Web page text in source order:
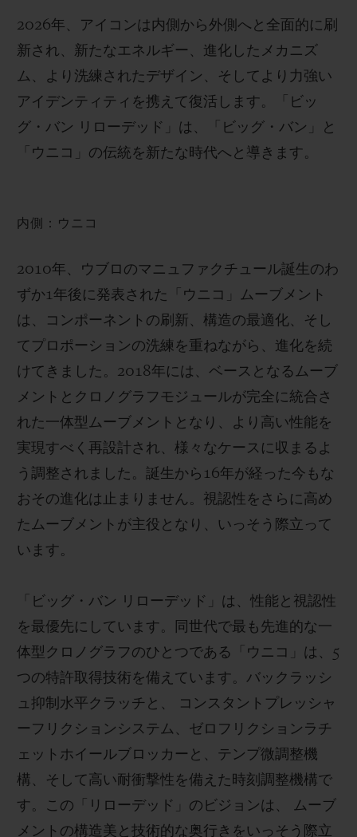
2026年、アイコンは内側から外側へと全面的に刷
新され、新たなエネルギー、進化したメカニズ
ム、より洗練されたデザイン、そしてより力強い
アイデンティティを携えて復活します。「ビッ
グ・バン リローデッド」は、「ビッグ・バン」と
「ウニコ」の伝統を新たな時代へと導きます。
内側：ウニコ
2010年、ウブロのマニュファクチュール誕生のわ
ずか1年後に発表された「ウニコ」ムーブメント
は、コンポーネントの刷新、構造の最適化、そし
てプロポーションの洗練を重ねながら、進化を続
けてきました。2018年には、ベースとなるムーブ
メントとクロノグラフモジュールが完全に統合さ
れた一体型ムーブメントとなり、より高い性能を
実現すべく再設計され、様々なケースに収まるよ
う調整されました。誕生から16年が経った今もな
おその進化は止まりません。視認性をさらに高め
たムーブメントが主役となり、いっそう際立って
います。
「ビッグ・バン リローデッド」は、性能と視認性
を最優先にしています。同世代で最も先進的な一
体型クロノグラフのひとつである「ウニコ」は、5
つの特許取得技術を備えています。バックラッシ
ュ抑制水平クラッチと、 コンスタントプレッシャ
ーフリクションシステム、ゼロフリクションラチ
ェットホイールブロッカーと、テンプ微調整機
構、そして高い耐衝撃性を備えた時刻調整機構で
す。この「リローデッド」のビジョンは、 ムーブ
メントの構造美と技術的な奥行きをいっそう際立